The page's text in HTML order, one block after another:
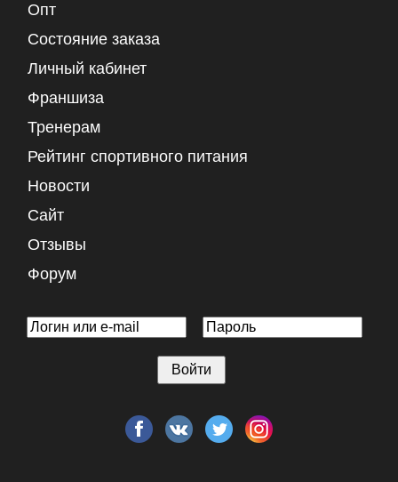
Опт
Состояние заказа
Личный кабинет
Франшиза
Тренерам
Рейтинг спортивного питания
Новости
Сайт
Отзывы
Форум